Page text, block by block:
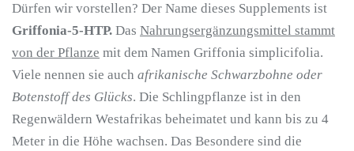
Dürfen wir vorstellen? Der Name dieses Supplements ist
Griffonia-5-HTP. Das Nahrungsergänzungsmittel stammt
von der Pflanze mit dem Namen Griffonia simplicifolia.
Viele nennen sie auch afrikanische Schwarzbohne oder
Botenstoff des Glücks. Die Schlingpflanze ist in den
Regenwäldern Westafrikas beheimatet und kann bis zu 4
Meter in die Höhe wachsen. Das Besondere sind die